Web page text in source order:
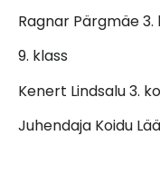
Ragnar Pärgmäe 3.
9. klass
Kenert Lindsalu 3.
Juhendaja Koidu